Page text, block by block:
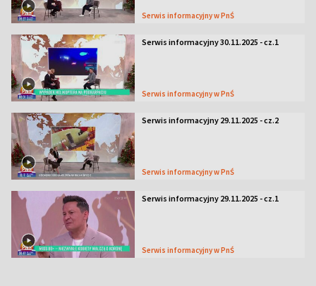
Serwis informacyjny w PnŚ
Serwis informacyjny 30.11.2025 - cz.1
Serwis informacyjny w PnŚ
Serwis informacyjny 29.11.2025 - cz.2
Serwis informacyjny w PnŚ
Serwis informacyjny 29.11.2025 - cz.1
Serwis informacyjny w PnŚ